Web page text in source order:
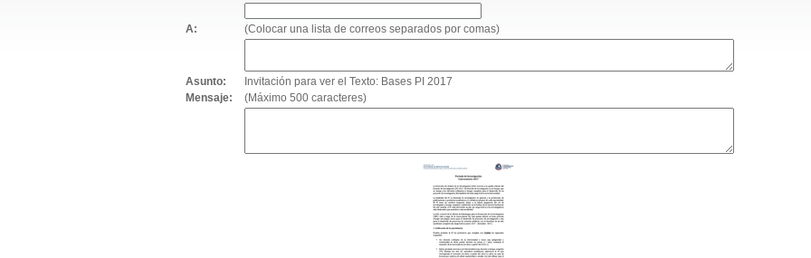
A: (Colocar una lista de correos separados por comas)
Asunto:
Invitación para ver el Texto: Bases PI 2017
Mensaje:
(Máximo 500 caracteres)